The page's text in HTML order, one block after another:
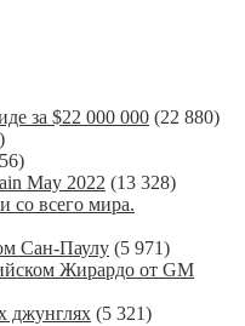
за $22 000 000 (22 880)
May 2022 (13 328)
со всего мира.
Сан-Паулу (5 971)
Жирардо от GM
джунглях (5 321)